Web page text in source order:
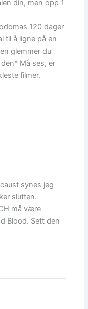
din, men opp 1
120 dager
til å ligne på en
glemmer du
Må ses, er
filmer.
synes jeg
slutten.
må være
Blood. Sett den